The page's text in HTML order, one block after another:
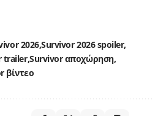
2026Survivor 2026 spoiler
trailerSurvivor αποχώρηση
βίντεο